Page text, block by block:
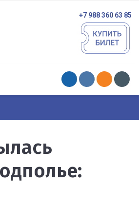
+7 988 360 63 85